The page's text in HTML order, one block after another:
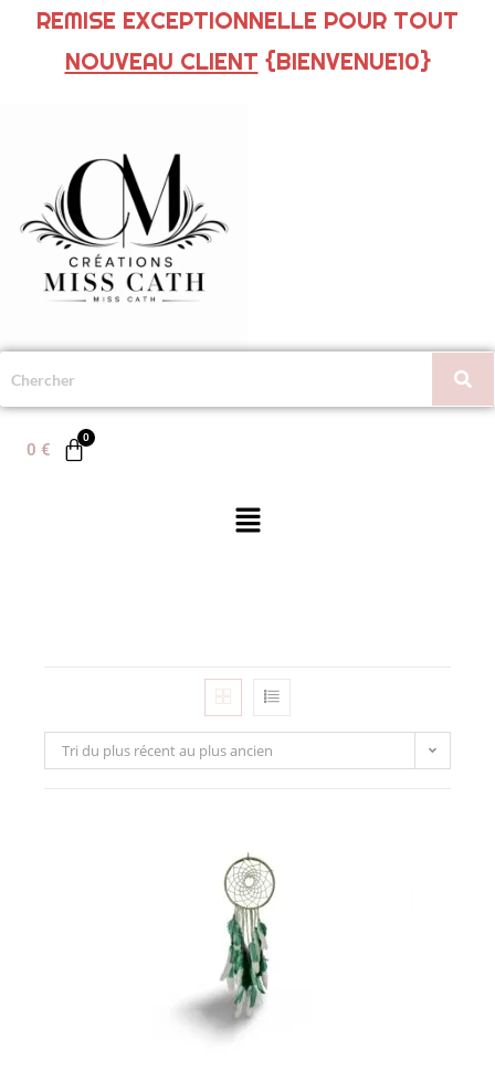
REMISE EXCEPTIONNELLE POUR TOUT
NOUVEAU CLIENT {BIENVENUE10}
0 €
Tri du plus récent au plus ancien